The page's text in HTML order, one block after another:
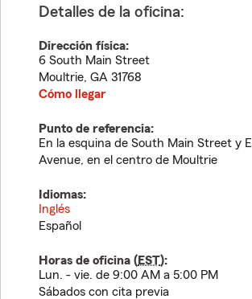
Detalles de la oficina:
Dirección física:
6 South Main Street
Moultrie, GA 31768
Cómo llegar
Punto de referencia:
En la esquina de South Main Street y
Avenue, en el centro de Moultrie
Idiomas:
Inglés
Español
Horas de oficina (EST):
Lun. - vie. de 9:00 AM a 5:00 PM
Sábados con cita previa